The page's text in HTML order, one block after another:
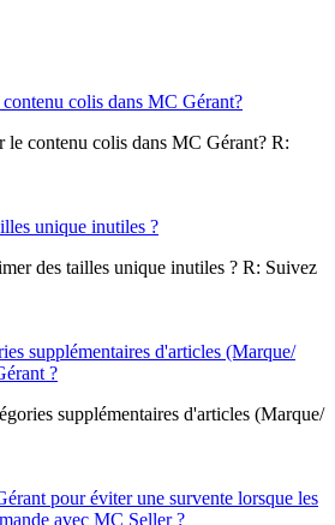
colis dans MC Gérant?
contenu colis dans MC Gérant? R:
unique inutiles ?
des tailles unique inutiles ? R: Suivez
supplémentaires d'articles (Marque/
?
supplémentaires d'articles (Marque/
pour éviter une survente lorsque les
avec MC Seller ?